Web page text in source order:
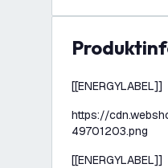
[[ENERGYLABEL]]
https://
49701203.png
[[ENERGYLABEL]]